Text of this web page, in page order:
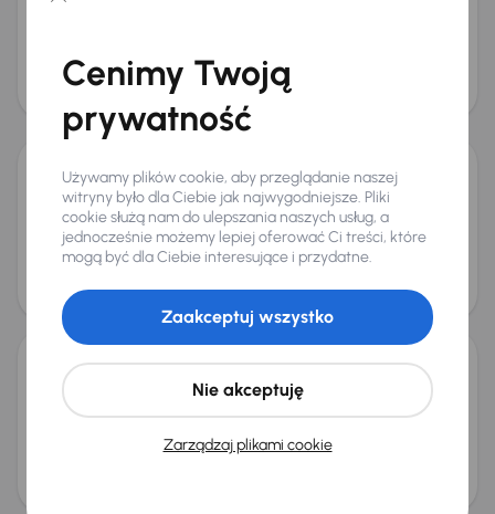
Cena promocyjna
38 000 zł
Możliwość odliczenia VAT
Audi A4
2018244 038 km AutomatDiesel2.0 TDI110 kW
2.0 TDI
Cena promocyjna
53 000 zł 56 000 zł
Škoda Octavia
2020177 895 km
Cena promocyjna
Cenimy Twoją
prywatność
Używamy plików cookie, aby przeglądanie naszej
witryny było dla Ciebie jak najwygodniejsze. Pliki
cookie służą nam do ulepszania naszych usług, a
jednocześnie możemy lepiej oferować Ci treści, które
mogą być dla Ciebie interesujące i przydatne.
Zarządzaj plikami cookie
Nie akceptuję
Zaakceptuj wszystko